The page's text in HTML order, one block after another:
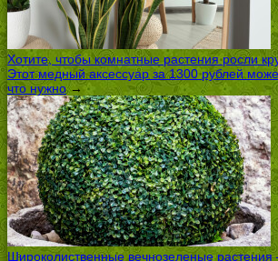
Хотите, чтобы комнатные растения росли
Этот медный аксессуар за 1300 рублей
что нужно→
Широколиственные вечнозеленые растения